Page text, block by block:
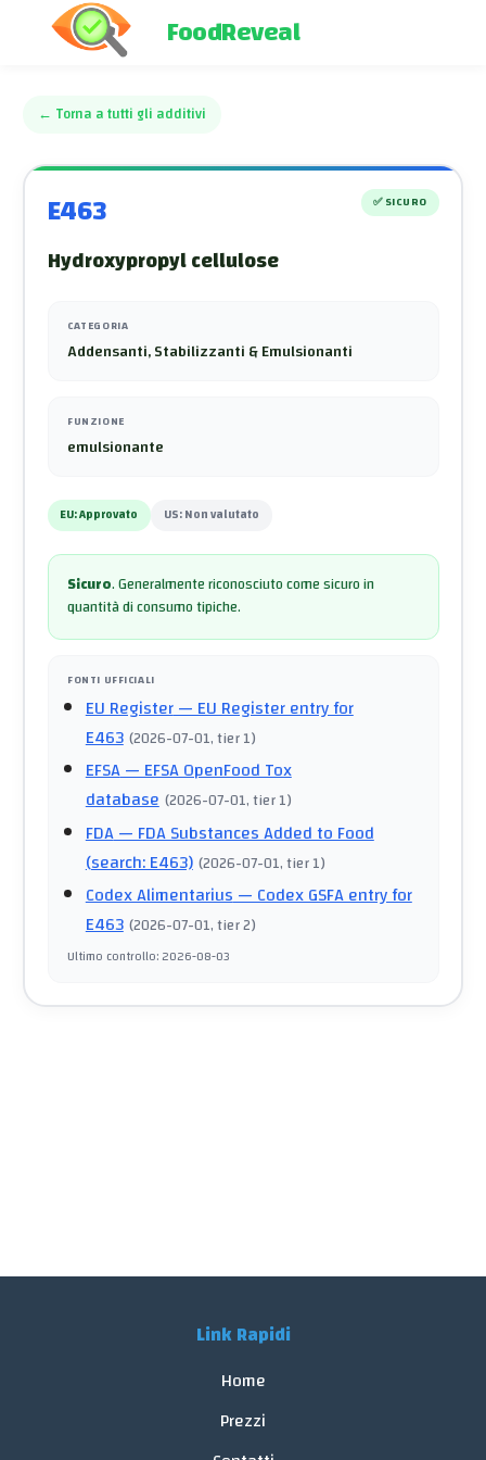
FoodReveal
← Torna a tutti gli additivi
E463 ✅SICURO
Hydroxypropyl cellulose
CATEGORIA
Addensanti, Stabilizzanti & Emulsionanti
FUNZIONE
emulsionante
EU:Approvato US:Non valutato
Sicuro.Generalmente riconosciuto come sicuro in
quantità di consumo tipiche.
FONTI UFFICIALI
EU Register— EU Register entry for
E463 (2026-07-01, tier 1)
EFSA— EFSA OpenFood Tox
database (2026-07-01, tier 1)
FDA— FDA Substances Added to Food
(search: E463) (2026-07-01, tier 1)
Codex Alimentarius— Codex GSFA entry for
E463 (2026-07-01, tier 2)
Ultimo controllo:2026-08-03
Link Rapidi
Home
Prezzi